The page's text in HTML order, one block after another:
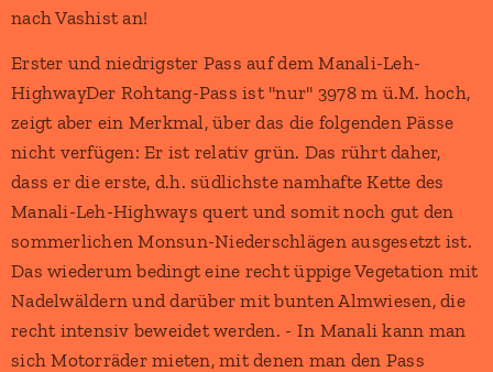
nach Vashist an!
Erster und niedrigster Pass auf dem Manali-Leh-
HighwayDer Rohtang-Pass ist "nur" 3978 m ü.M. hoch,
zeigt aber ein Merkmal, über das die folgenden Pässe
nicht verfügen: Er ist relativ grün. Das rührt daher,
dass er die erste, d.h. südlichste namhafte Kette des
Manali-Leh-Highways quert und somit noch gut den
sommerlichen Monsun-Niederschlägen ausgesetzt ist.
Das wiederum bedingt eine recht üppige Vegetation mit
Nadelwäldern und darüber mit bunten Almwiesen, die
recht intensiv beweidet werden. - In Manali kann man
sich Motorräder mieten, mit denen man den Pass